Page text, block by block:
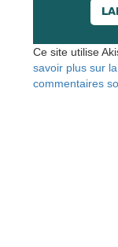
Ce site utilise
savoir plus sur
commentaires